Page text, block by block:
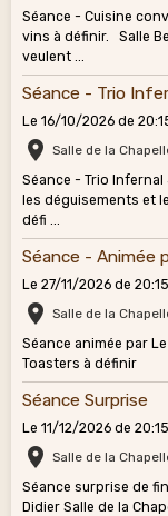
Séance - Cuisine
vins à définir. Salle
veulent ...
Séance - Trio
Le 16/10/2026 de
Salle de la
Séance - Trio
les déguisements et
défi ...
Séance - Animée
Le 27/11/2026 de 20:15
Salle de la
Séance animée par
Toasters à définir
Séance Surprise
Le 11/12/2026 de 20:15
Salle de la
Séance surprise de
Didier Salle de la